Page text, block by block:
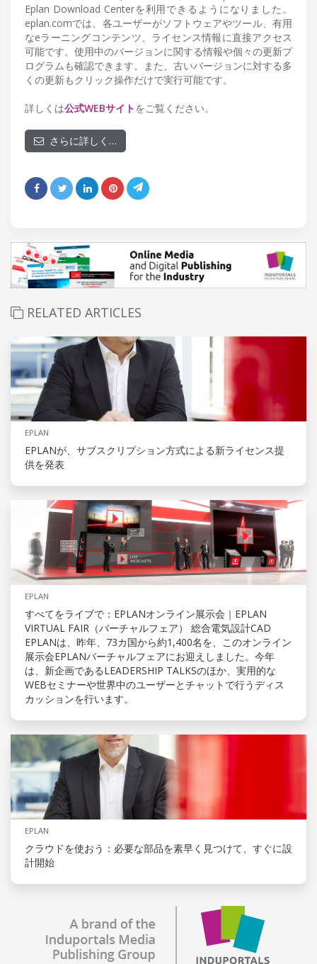
Eplan Download Centerを利用できるようになりました。
eplan.comでは、各ユーザーがソフトウェアやツール、有用
なeラーニングコンテンツ、ライセンス情報に直接アクセス
可能です。使用中のバージョンに関する情報や個々の更新プ
ログラムも確認できます。また、古いバージョンに対する多
くの更新もクリック操作だけで実行可能です。
詳しくは公式WEBサイトをご覧ください。
さらに詳しく…
RELATED ARTICLES
EPLAN
EPLANが、サブスクリプション方式による新ライセンス提
供を発表
EPLAN
すべてをライブで：EPLANオンライン展示会｜EPLAN
VIRTUAL FAIR（バーチャルフェア） 総合電気設計CAD
EPLANは、昨年、73カ国から約1,400名を、このオンライン
展示会EPLANバーチャルフェアにお迎えしました。今年
は、新企画であるLEADERSHIP TALKSのほか、実用的な
WEBセミナーや世界中のユーザーとチャットで行うディス
カッションを行います。
EPLAN
クラウドを使おう：必要な部品を素早く見つけて、すぐに設
計開始